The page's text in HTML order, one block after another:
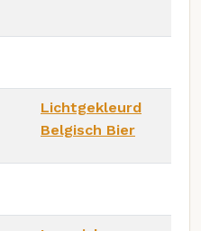
Lichtgekleurd
Belgisch Bier